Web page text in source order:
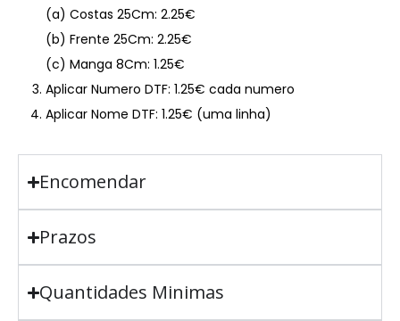
(a) Costas 25Cm: 2.25€
(b) Frente 25Cm: 2.25€
(c) Manga 8Cm: 1.25€
Aplicar Numero DTF: 1.25€ cada numero
Aplicar Nome DTF: 1.25€ (uma linha)
Encomendar
Prazos
Quantidades Minimas